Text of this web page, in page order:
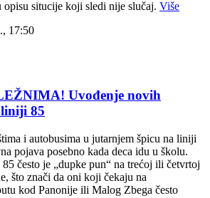
opisu situcije koji sledi nije slučaj. Više
17:50
Uvođenje novih
85
i autobusima u jutarnjem špicu na liniji
pojava posebno kada deca idu u školu.
često je „dupke pun“ na trećoj ili četvrtoj
što znači da oni koji čekaju na
kod Panonije ili Malog Zbega često